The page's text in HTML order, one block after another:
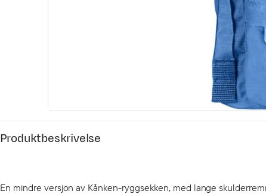
Produktbeskrivelse
En mindre versjon av Kånken-ryggsekken, med lange